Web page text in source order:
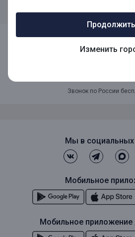
Продолжить
Изменить
Звонок по России
Мы в социальных
Мобильное
Мобильное приложение